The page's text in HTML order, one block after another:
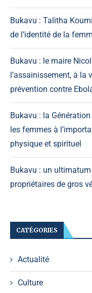
Bukavu : Talitha
de l’identité de la
Bukavu : le maire
l’assainissement, à la
prévention contre
Bukavu : la
les femmes à
physique et spirituel
Bukavu : un
propriétaires de gros
CATÉGORIES
Actualité
Culture